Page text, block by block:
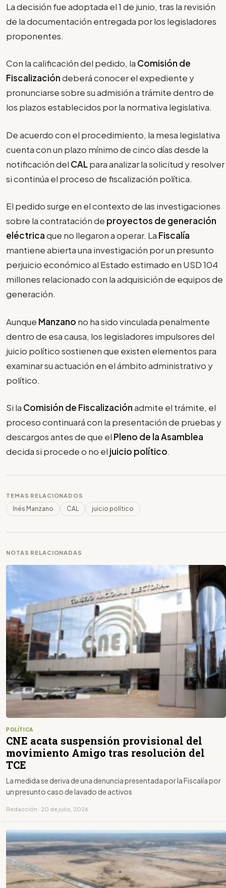
La decisión fue adoptada el 1 de junio, tras la revisión
de la documentación entregada por los legisladores
proponentes.
Con la calificación del pedido, la Comisión de
Fiscalizacióndeberá conocer el expediente y
pronunciarse sobre su admisión a trámite dentro de
los plazos establecidos por la normativa legislativa.
De acuerdo con el procedimiento, la mesa legislativa
cuenta con un plazo mínimo de cinco días desde la
notificación del CALpara analizar la solicitud y resolver
si continúa el proceso de fiscalización política.
El pedido surge en el contexto de las investigaciones
sobre la contratación de proyectos de generación
eléctricaque no llegaron a operar. La Fiscalía
mantiene abierta una investigación por un presunto
perjuicio económico al Estado estimado en USD 104
millones relacionado con la adquisición de equipos de
generación.
Aunque Manzano no ha sido vinculada penalmente
dentro de esa causa, los legisladores impulsores del
juicio político sostienen que existen elementos para
examinar su actuación en el ámbito administrativo y
político.
Si la Comisión de Fiscalizaciónadmite el trámite, el
proceso continuará con la presentación de pruebas y
descargos antes de que el Pleno de la Asamblea
decida si procede o no el juicio político.
TEMAS RELACIONADOS
Inés Manzano CAL juicio político
NOTAS RELACIONADAS
POLÍTICA
CNE acata suspensión provisional del
movimiento Amigo tras resolución del
TCE
La medida se deriva de una denuncia presentada por la Fiscalía por
un presunto caso de lavado de activos
Redacción · 20 de julio, 2026